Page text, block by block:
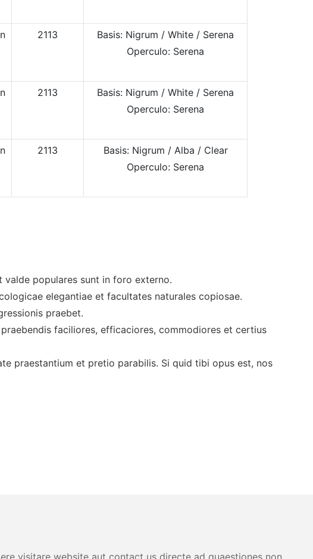
2113
Basis: Nigrum / White / Serena
Operculo: Serena
2113
Basis: Nigrum / White / Serena
Operculo: Serena
2113 Basis: Nigrum / Alba / Clear
Operculo: Serena
populares sunt in foro externo.
elegantiae et facultates naturales copiosae.
praebet.
faciliores, efficaciores, commodiores et certius
praestantium et pretio parabilis. Si quid tibi opus est, nos
visitare website aut contact us directe ad quaestiones non